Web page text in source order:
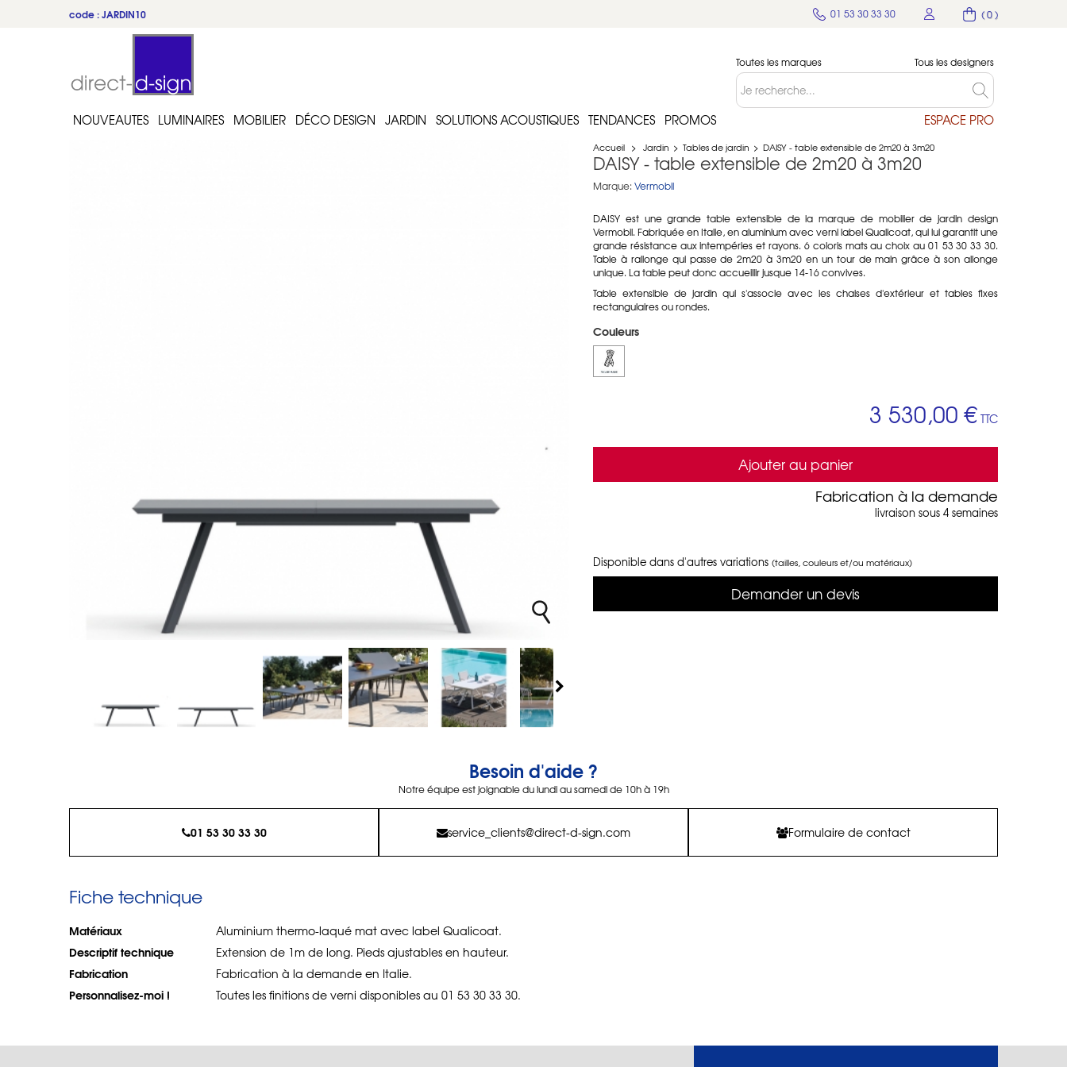
( 0 )
01 53 30 33 30
code : JARDIN10
du 22 au 31 juillet
Toutes les marques Tous les designers
NOUVEAUTES LUMINAIRES MOBILIER DÉCO DESIGN JARDIN SOLUTIONS ACOUSTIQUES TENDANCES PROMOS ESPACE PRO
Accueil > Jardin > Tables de jardin > DAISY - table extensible de 2m20 à 3m20
DAISY - table extensible de 2m20 à 3m20
Marque: Vermobil
DAISY est une grande table extensible de la marque de mobilier de jardin design
Vermobil. Fabriquée en Italie, en aluminium avec verni labelQualicoat, qui lui garantit une
grande résistance aux intempéries et rayons. 6 coloris mats au choix au 01 53 30 33 30.
Table à rallonge qui passe de 2m20 à 3m20 en un tour de main grâce à son allonge
unique. La table peut donc accueillir jusque 14-16 convives.
Table extensible de jardin qui s'associe avec les chaises d'extérieur et tables fixes
rectangulaires ou rondes.
Couleurs
3 530,00 € TTC
Ajouter au panier
Fabrication à la demande
livraison sous 4 semaines
Disponible dans d'autres variations (tailles, couleurs et/ou matériaux)
Demander un devis
Besoin d'aide ?
Notre équipe est joignable du lundi au samedi de 10h à 19h
01 53 30 33 30 service_clients@direct-d-sign.com Formulaire de contact
Fiche technique
Matériaux Aluminium thermo-laqué mat avec label Qualicoat.
Descriptif technique Extension de 1m de long. Pieds ajustables en hauteur.
Fabrication Fabrication à la demande en Italie.
Personnalisez-moi ! Toutes les finitions de verni disponibles au 01 53 30 33 30.